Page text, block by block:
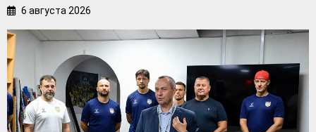
6 августа 2026